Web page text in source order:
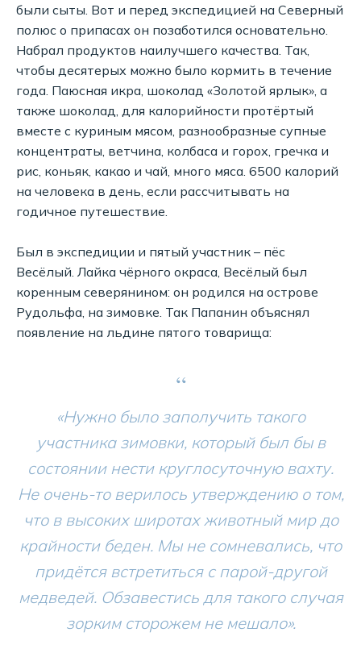
были сыты. Вот и перед экспедицией на Северный
полюс о припасах он позаботился основательно.
Набрал продуктов наилучшего качества. Так,
чтобы десятерых можно было кормить в течение
года. Паюсная икра, шоколад «Золотой ярлык», а
также шоколад, для калорийности протёртый
вместе с куриным мясом, разнообразные супные
концентраты, ветчина, колбаса и горох, гречка и
рис, коньяк, какао и чай, много мяса. 6500 калорий
на человека в день, если рассчитывать на
годичное путешествие.
Был в экспедиции и пятый участник – пёс
Весёлый. Лайка чёрного окраса, Весёлый был
коренным северянином: он родился на острове
Рудольфа, на зимовке. Так Папанин объяснял
появление на льдине пятого товарища:
“
«Нужно было заполучить такого
участника зимовки, который был бы в
состоянии нести круглосуточную вахту.
Не очень-то верилось утверждению о том,
что в высоких широтах животный мир до
крайности беден. Мы не сомневались, что
придётся встретиться с парой-другой
медведей. Обзавестись для такого случая
зорким сторожем не мешало».